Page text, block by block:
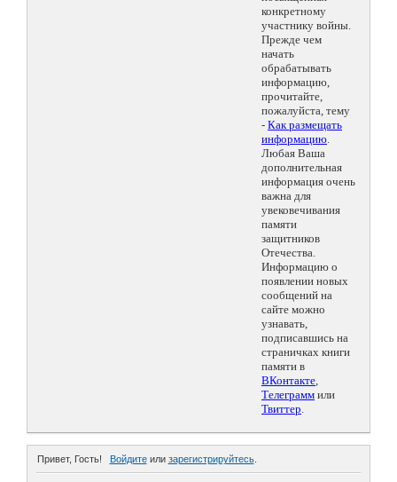
конкретному
участнику войны.
Прежде чем
начать
обрабатывать
информацию,
прочитайте,
пожалуйста, тему
- Как размещать
информацию.
Любая Ваша
дополнительная
информация очень
важна для
увековечивания
памяти
защитников
Отечества.
Информацию о
появлении новых
сообщений на
сайте можно
узнавать,
подписавшись на
страничках книги
памяти в
ВКонтакте,
Телеграмм или
Твиттер.
Привет, Гость! Войдитеили зарегистрируйтесь.